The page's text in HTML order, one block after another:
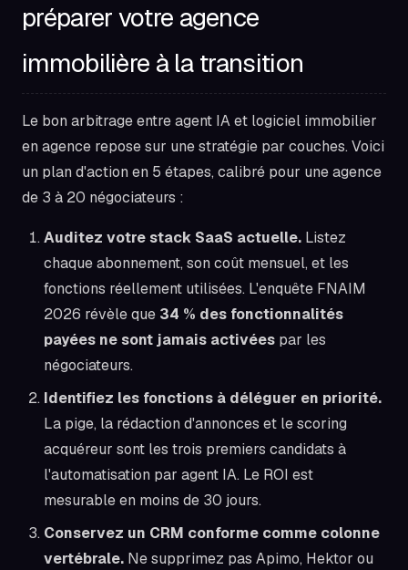
préparer votre agence
immobilière à la transition
Le bon arbitrage entre agent IA et logiciel immobilier
en agence repose sur une stratégie par couches. Voici
un plan d'action en 5 étapes, calibré pour une agence
de 3 à 20 négociateurs :
Auditez votre stack SaaS actuelle. Listez
chaque abonnement, son coût mensuel, et les
fonctions réellement utilisées. L'enquête FNAIM
2026 révèle que 34 % des fonctionnalités
payées ne sont jamais activées par les
négociateurs.
Identifiez les fonctions à déléguer en priorité.
La pige, la rédaction d'annonces et le scoring
acquéreur sont les trois premiers candidats à
l'automatisation par agent IA. Le ROI est
mesurable en moins de 30 jours.
Conservez un CRM conforme comme colonne
vertébrale. Ne supprimez pas Apimo, Hektor ou